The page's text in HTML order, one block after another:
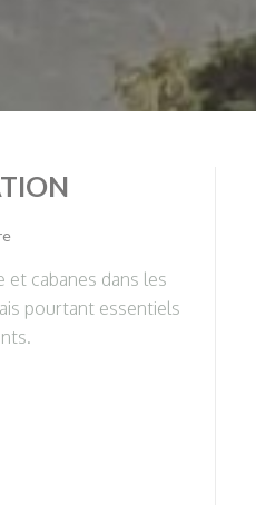
et cabanes dans les
pourtant essentiels